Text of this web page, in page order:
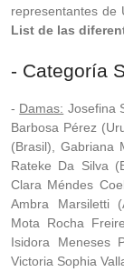
representantes de
List de las
- Categoría
- Damas: Josefina
Barbosa Pérez
(Brasil), Gabriana
Rateke Da Silva
Clara Méndes
Ambra Marsiletti
Mota Rocha
Isidora Meneses
Victoria Sophia